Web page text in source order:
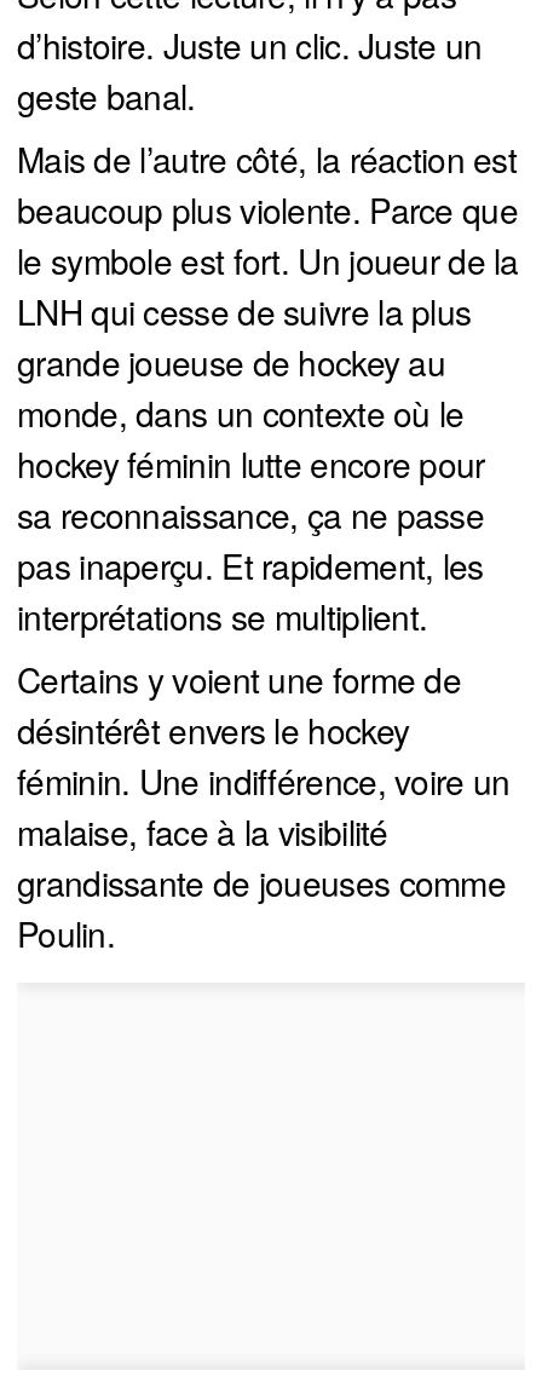
d’histoire. Juste un clic. Juste un
geste banal.
Mais de l’autre côté, la réaction est
beaucoup plus violente. Parce que
le symbole est fort. Un joueur de la
LNH qui cesse de suivre la plus
grande joueuse de hockey au
monde, dans un contexte où le
hockey féminin lutte encore pour
sa reconnaissance, ça ne passe
pas inaperçu. Et rapidement, les
interprétations se multiplient.
Certains y voient une forme de
désintérêt envers le hockey
féminin. Une indifférence, voire un
malaise, face à la visibilité
grandissante de joueuses comme
Poulin.